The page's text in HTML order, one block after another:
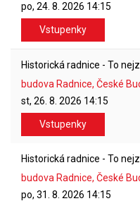
po, 24. 8. 2026 14:15
Vstupenky
Historická radnice - To
budova Radnice, České
st, 26. 8. 2026 14:15
Vstupenky
Historická radnice - To
budova Radnice, České
po, 31. 8. 2026 14:15